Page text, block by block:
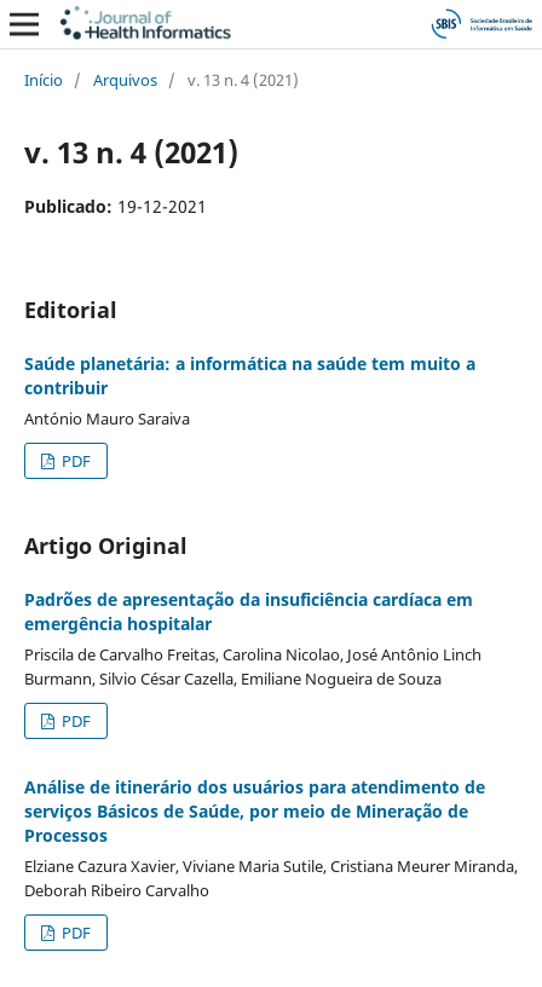
Início / Arquivos / v. 13 n. 4 (2021)
v. 13 n. 4 (2021)
Publicado: 19-12-2021
Editorial
Saúde planetária: a informática na saúde tem muito a
contribuir
António Mauro Saraiva
PDF
Artigo Original
Padrões de apresentação da insuficiência cardíaca em
emergência hospitalar
Priscila de Carvalho Freitas, Carolina Nicolao, José Antônio Linch
Burmann, Silvio César Cazella, Emiliane Nogueira de Souza
PDF
Análise de itinerário dos usuários para atendimento de
serviços Básicos de Saúde, por meio de Mineração de
Processos
Elziane Cazura Xavier, Viviane Maria Sutile, Cristiana Meurer Miranda,
Deborah Ribeiro Carvalho
PDF